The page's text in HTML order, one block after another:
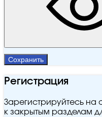
Сохранить
Регистрация
Зарегистрируйтесь на
к закрытым разделам